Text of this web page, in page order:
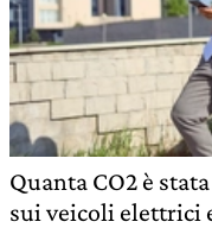
Quanta CO2 è
sui veicoli elettrici